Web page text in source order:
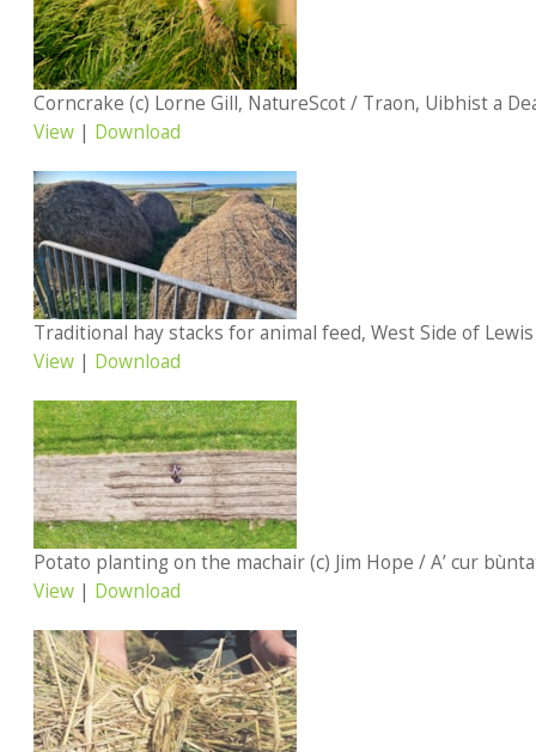
Corncrake (c) Lorne Gill, NatureScot / Traon, Uibhist a
View | Download
View | Download
View | Download